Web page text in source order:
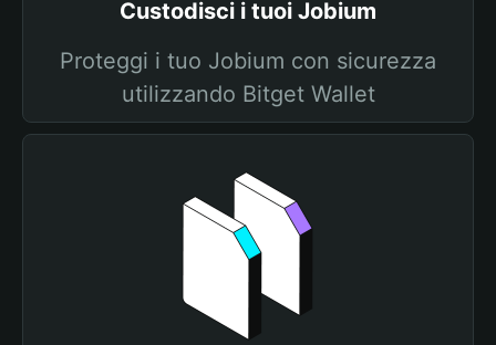
Custodisci i tuoi Jobium
Proteggi i tuo Jobium con sicurezza
utilizzando Bitget Wallet